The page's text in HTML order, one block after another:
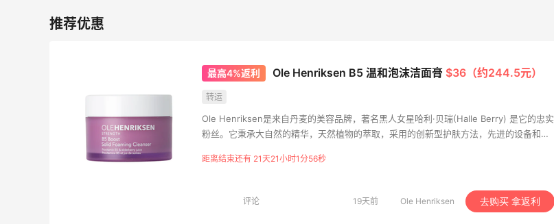
最高4%返利 Ole Henriksen B5 温和泡沫洁面膏 $36（约244.5元）
转运
Ole Henriksen是来自丹麦的美容品牌，著名黑人女星哈利·贝瑞(Halle Berry) 是它的忠实
粉丝。它秉承大自然的精华，天然植物的萃取，采用的创新型护肤方法，先进的设备和天
客的皮肤得到明显的改善。
距离结束还有 21天21小时1分55秒
评论 19天前 Ole Henriksen 去购买 拿返利